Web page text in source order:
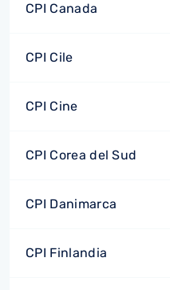
CPI Canada
CPI Cile
CPI Cine
CPI Corea del Sud
CPI Danimarca
CPI Finlandia